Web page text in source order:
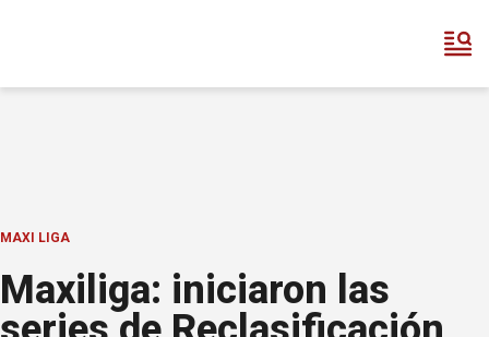
MAXI LIGA
Maxiliga: iniciaron las